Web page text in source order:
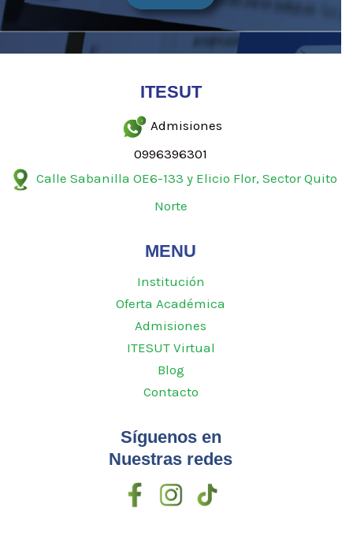
ITESUT
Admisiones
0996396301
Calle Sabanilla OE6-133 y Elicio Flor, Sector Quito
Norte
MENU
Institución
Oferta Académica
Admisiones
ITESUT Virtual
Blog
Contacto
Síguenos en
Nuestras redes